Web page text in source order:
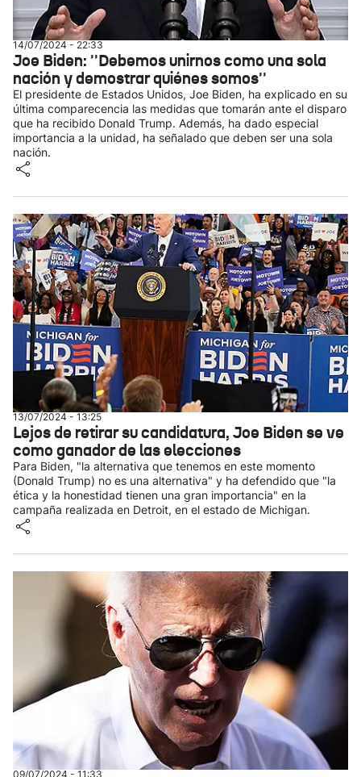
14/07/2024 - 22:33
Joe Biden: ''Debemos unirnos como una sola
nación y demostrar quiénes somos''
El presidente de Estados Unidos, Joe Biden, ha explicado en su
última comparecencia las medidas que tomarán ante el disparo
que ha recibido Donald Trump. Además, ha dado especial
importancia a la unidad, ha señalado que deben ser una sola
nación.
13/07/2024 - 13:25
Lejos de retirar su candidatura, Joe Biden se ve
como ganador de las elecciones
Para Biden, "la alternativa que tenemos en este momento
(Donald Trump) no es una alternativa" y ha defendido que "la
ética y la honestidad tienen una gran importancia" en la
campaña realizada en Detroit, en el estado de Michigan.
09/07/2024 - 11:33